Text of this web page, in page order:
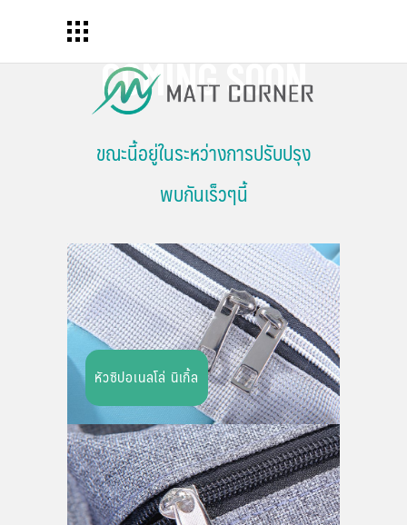
COMING SOON
ขณะนี้อยู่ในระหว่างการปรับปรุง
พบกันเร็วๆนี้
หัวซิปอเนลโล่ นิเกิ้ล